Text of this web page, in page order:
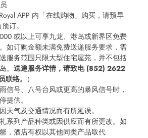
APP 内「在线购物」购买，请预早
订。
或以上可享九龙、港岛或新界区免费
如订购金额未满免费送递服务要求，需
服务范围只限大型住宅屋苑，并不包括
。 送递服务详情，请致电 (852) 2622
联络。
）
信号、八号台风或更高的暴风信号时，
提供。
天气及交通情况而有所延误。
礼系列产品种类或因供应而有所更改。如
，酒店有权以其他同类产品取代